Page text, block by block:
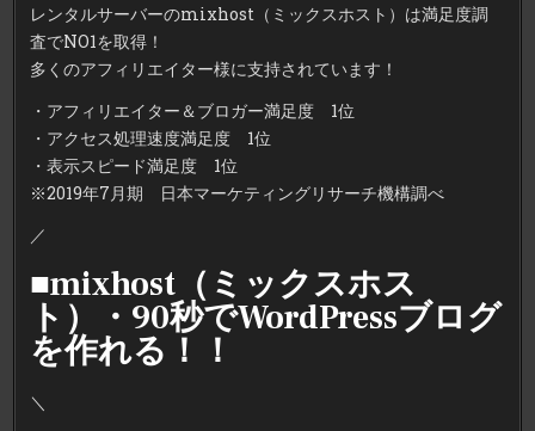
使
え
レンタルサーバーのmixhost（ミックスホスト）は満足度調
査でNO1を取得！
多くのアフィリエイター様に支持されています！
・アフィリエイター＆ブロガー満足度 1位
・アクセス処理速度満足度 1位
・表示スピード満足度 1位
※2019年7月期 日本マーケティングリサーチ機構調べ
／
■mixhost（ミックスホス
ト）・90秒でWordPressブログ
を作れる！！
＼